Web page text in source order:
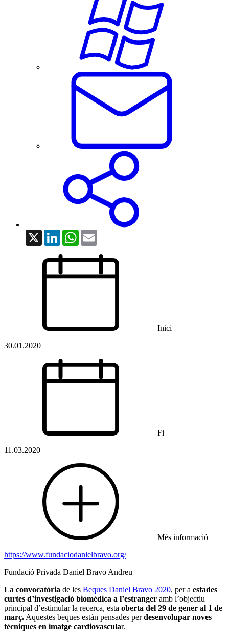
X LinkedInWhatsApp
Inici
30.01.2020
Fi
11.03.2020
Més informació
https://www.fundaciodanielbravo.org/
Fundació Privada Daniel Bravo Andreu
La convocatòria de les Beques Daniel Bravo 2020, per a estades
curtes d’investigació biomèdica a l’estranger amb l’objectiu
principal d’estimular la recerca, esta oberta del 29 de gener al 1 de
març.Aquestes beques están pensades perdesenvolupar noves
tècniques en imatge cardiovascular.